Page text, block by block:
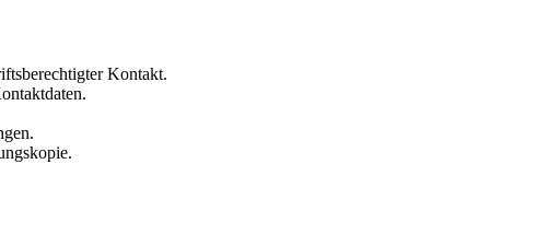
Kontakt.